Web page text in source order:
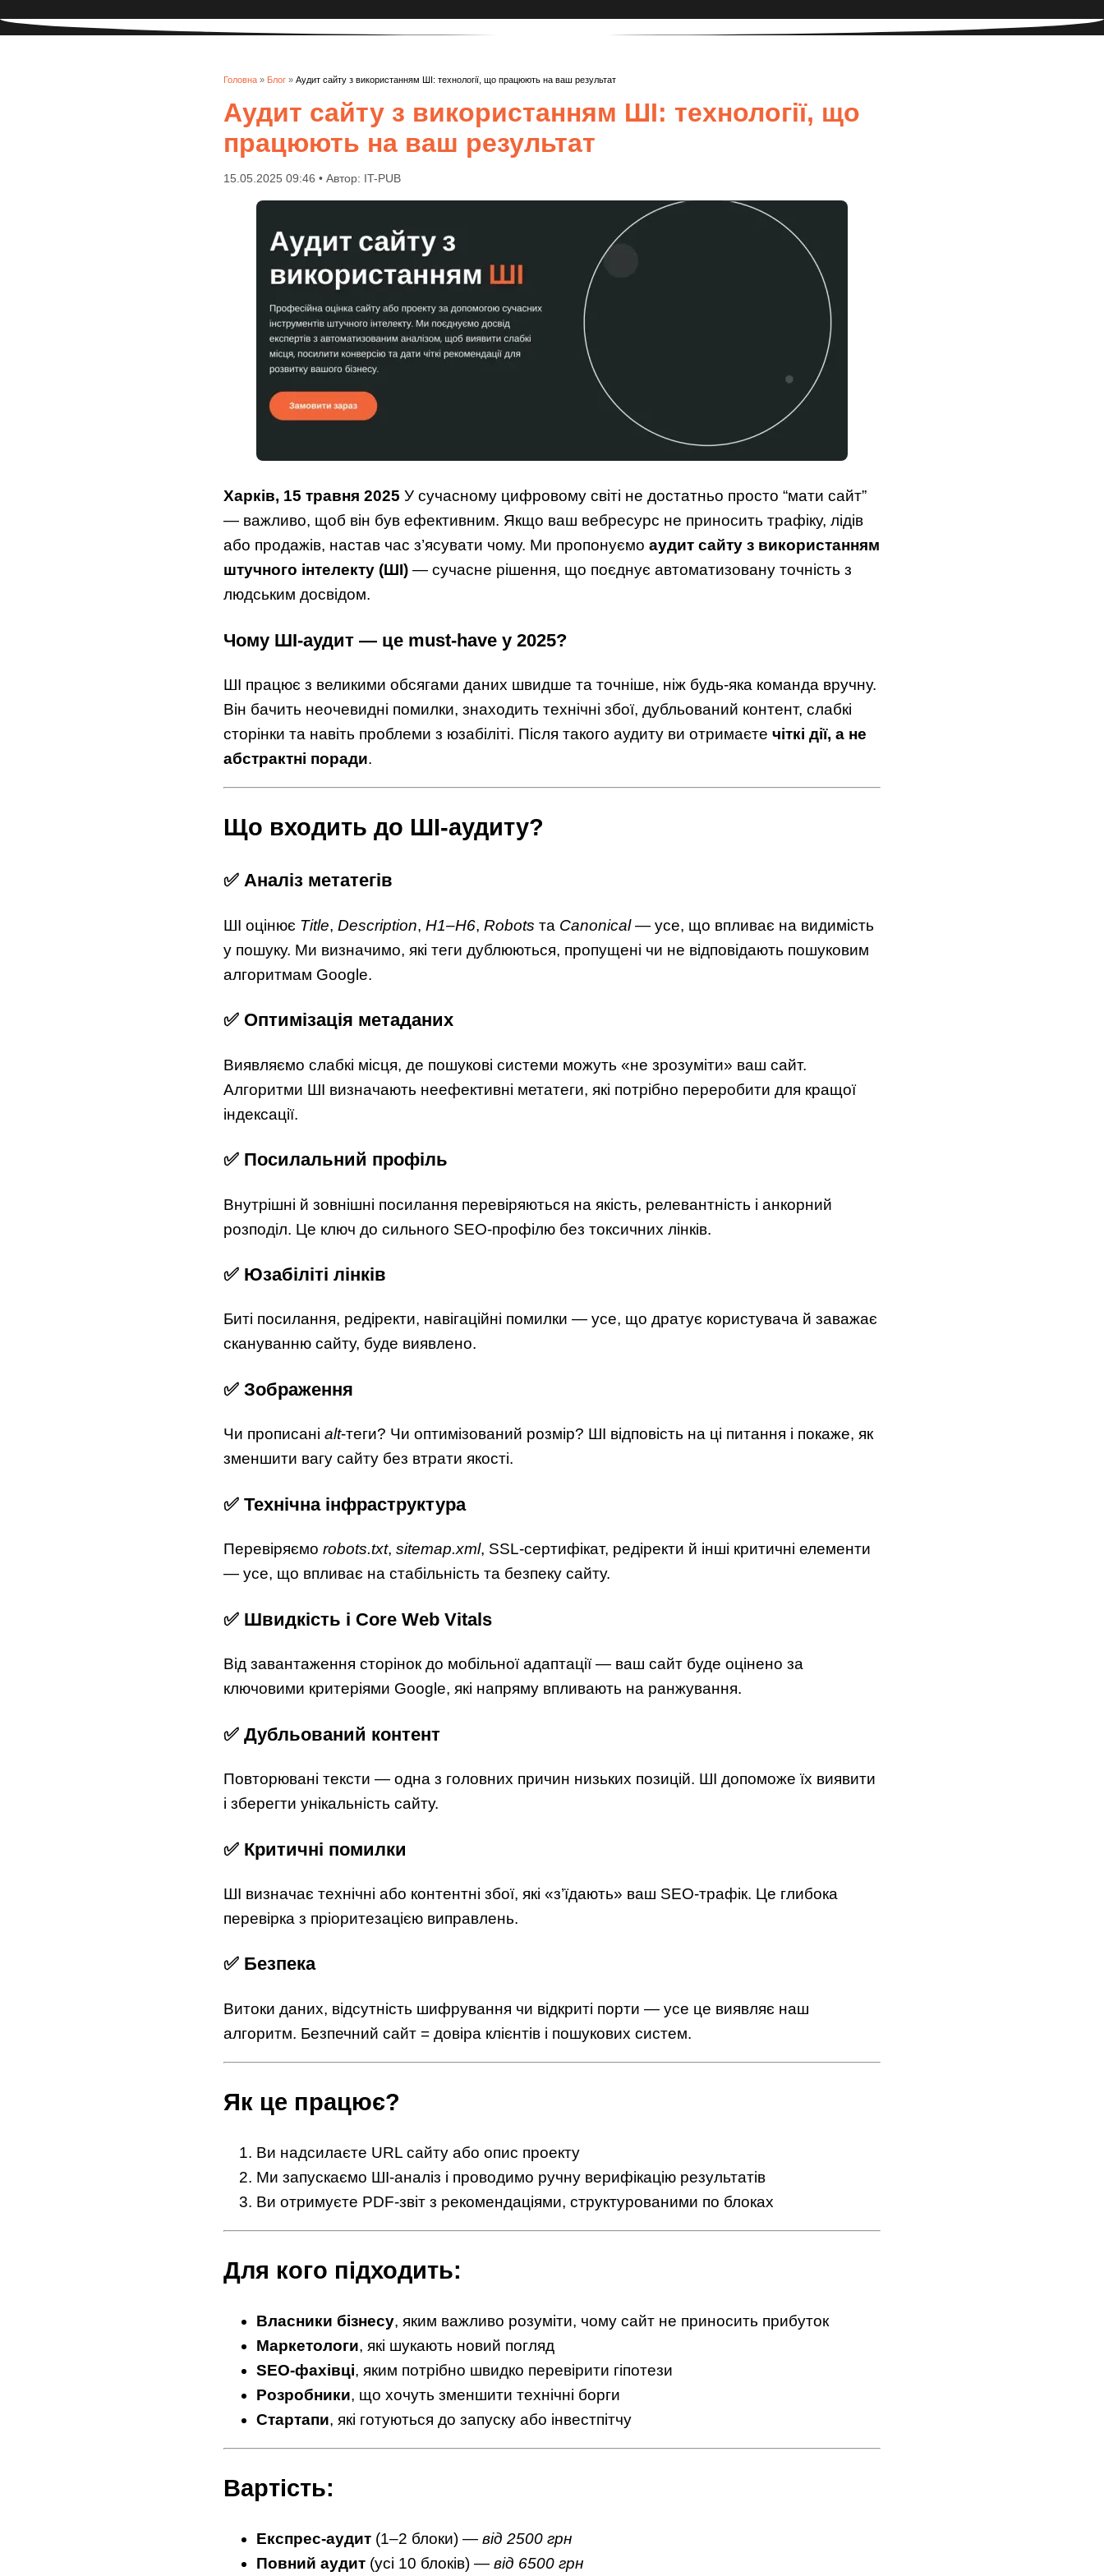
Головна » Блог » Аудит сайту з використанням ШІ: технології, що працюють на ваш результат
Аудит сайту з використанням ШІ: технології, що
працюють на ваш результат
15.05.2025 09:46 • Автор: IT-PUB
Харків, 15 травня 2025 У сучасному цифровому світі не достатньо просто “мати сайт”
— важливо, щоб він був ефективним. Якщо ваш вебресурс не приносить трафіку, лідів
або продажів, настав час з’ясувати чому. Ми пропонуємо аудит сайту з використанням
штучного інтелекту (ШІ) — сучасне рішення, що поєднує автоматизовану точність з
людським досвідом.
Чому ШІ-аудит — це must-have у 2025?
ШІ працює з великими обсягами даних швидше та точніше, ніж будь-яка команда вручну.
Він бачить неочевидні помилки, знаходить технічні збої, дубльований контент, слабкі
сторінки та навіть проблеми з юзабіліті. Після такого аудиту ви отримаєте чіткі дії, а не
абстрактні поради.
Що входить до ШІ-аудиту?
✅ Аналіз метатегів
ШІ оцінює Title, Description, H1–H6, Robots та Canonical— усе, що впливає на видимість
у пошуку. Ми визначимо, які теги дублюються, пропущені чи не відповідають пошуковим
алгоритмам Google.
✅ Оптимізація метаданих
Виявляємо слабкі місця, де пошукові системи можуть «не зрозуміти» ваш сайт.
Алгоритми ШІ визначають неефективні метатеги, які потрібно переробити для кращої
індексації.
✅ Посилальний профіль
Внутрішні й зовнішні посилання перевіряються на якість, релевантність і анкорний
розподіл. Це ключ до сильного SEO-профілю без токсичних лінків.
✅ Юзабіліті лінків
Биті посилання, редіректи, навігаційні помилки — усе, що дратує користувача й заважає
скануванню сайту, буде виявлено.
✅ Зображення
Чи прописані alt-теги? Чи оптимізований розмір? ШІ відповість на ці питання і покаже, як
зменшити вагу сайту без втрати якості.
✅ Технічна інфраструктура
Перевіряємо robots.txt, sitemap.xml, SSL-сертифікат, редіректи й інші критичні елементи
— усе, що впливає на стабільність та безпеку сайту.
✅ Швидкість і Core Web Vitals
Від завантаження сторінок до мобільної адаптації — ваш сайт буде оцінено за
ключовими критеріями Google, які напряму впливають на ранжування.
✅ Дубльований контент
Повторювані тексти — одна з головних причин низьких позицій. ШІ допоможе їх виявити
і зберегти унікальність сайту.
✅ Критичні помилки
ШІ визначає технічні або контентні збої, які «з’їдають» ваш SEO-трафік. Це глибока
перевірка з пріоритезацією виправлень.
✅ Безпека
Витоки даних, відсутність шифрування чи відкриті порти — усе це виявляє наш
алгоритм. Безпечний сайт = довіра клієнтів і пошукових систем.
Як це працює?
Ви надсилаєте URL сайту або опис проекту
Ми запускаємо ШІ-аналіз і проводимо ручну верифікацію результатів
Ви отримуєте PDF-звіт з рекомендаціями, структурованими по блоках
Для кого підходить:
Власники бізнесу, яким важливо розуміти, чому сайт не приносить прибуток
Маркетологи, які шукають новий погляд
SEO-фахівці, яким потрібно швидко перевірити гіпотези
Розробники, що хочуть зменшити технічні борги
Стартапи, які готуються до запуску або інвестпітчу
Вартість:
Експрес-аудит (1–2 блоки) — від 2500 грн
Повний аудит (усі 10 блоків) — від 6500 грн